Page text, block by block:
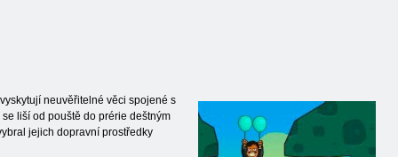
neuvěřitelné věci spojené s
liší od pouště do prérie deštným
jejich dopravní prostředky